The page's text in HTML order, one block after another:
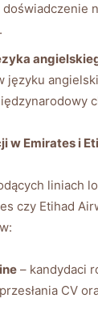
języku
w Emirates i
liniach
czy Etihad
– kandydaci
CV